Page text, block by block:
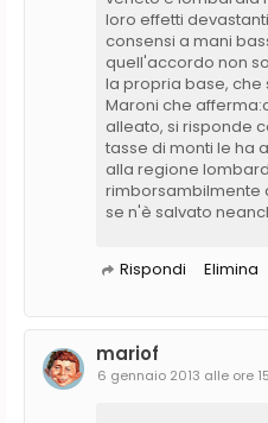
loro effetti
consensi a mani
quell'accordo non
la propria base, che
Maroni che
alleato, si risponde
tasse di monti le ha
alla regione
rimborsambilmente
se n'è salvato
Rispondi Elimina
mariof
6 gennaio 2013 alle ore